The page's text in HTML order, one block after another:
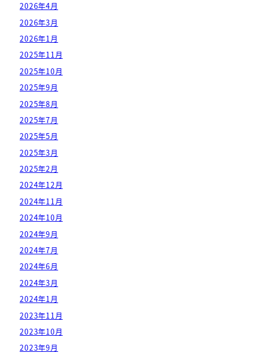
2026年4月
2026年3月
2026年1月
2025年11月
2025年10月
2025年9月
2025年8月
2025年7月
2025年5月
2025年3月
2025年2月
2024年12月
2024年11月
2024年10月
2024年9月
2024年7月
2024年6月
2024年3月
2024年1月
2023年11月
2023年10月
2023年9月